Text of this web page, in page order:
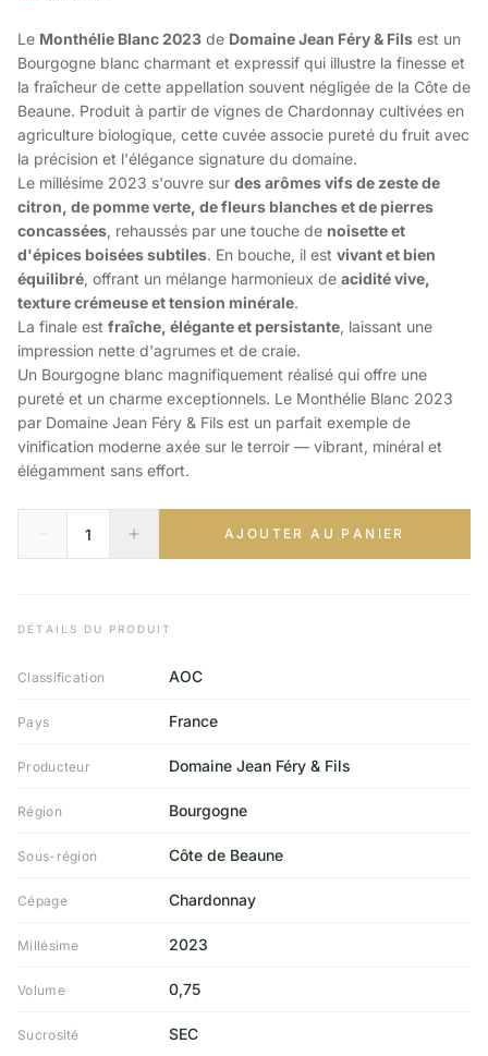
Le Monthélie Blanc 2023 de Domaine Jean Féry & Fils est un
Bourgogne blanc charmant et expressif qui illustre la finesse et
la fraîcheur de cette appellation souvent négligée de la Côte de
Beaune. Produit à partir de vignes de Chardonnay cultivées en
agriculture biologique, cette cuvée associe pureté du fruit avec
la précision et l'élégance signature du domaine.
Le millésime 2023 s'ouvre sur des arômes vifs de zeste de
citron, de pomme verte, de fleurs blanches et de pierres
concassées, rehaussés par une touche de noisette et
d'épices boisées subtiles. En bouche, il est vivant et bien
équilibré, offrant un mélange harmonieux de acidité vive,
texture crémeuse et tension minérale.
La finale est fraîche, élégante et persistante, laissant une
impression nette d'agrumes et de craie.
Un Bourgogne blanc magnifiquement réalisé qui offre une
pureté et un charme exceptionnels. Le Monthélie Blanc 2023
par Domaine Jean Féry & Fils est un parfait exemple de
vinification moderne axée sur le terroir — vibrant, minéral et
élégamment sans effort.
AJOUTER AU PANIER
DÉTAILS DU PRODUIT
Classification AOC
Pays France
Producteur Domaine Jean Féry & Fils
Région Bourgogne
Sous-région Côte de Beaune
Cépage Chardonnay
Millésime 2023
Volume 0,75
Sucrosité SEC